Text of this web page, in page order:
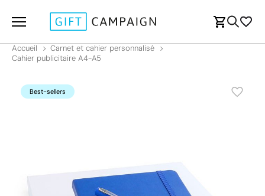
Accueil
Carnet et cahier personnalisé
Cahier publicitaire A4-A5
Best-sellers